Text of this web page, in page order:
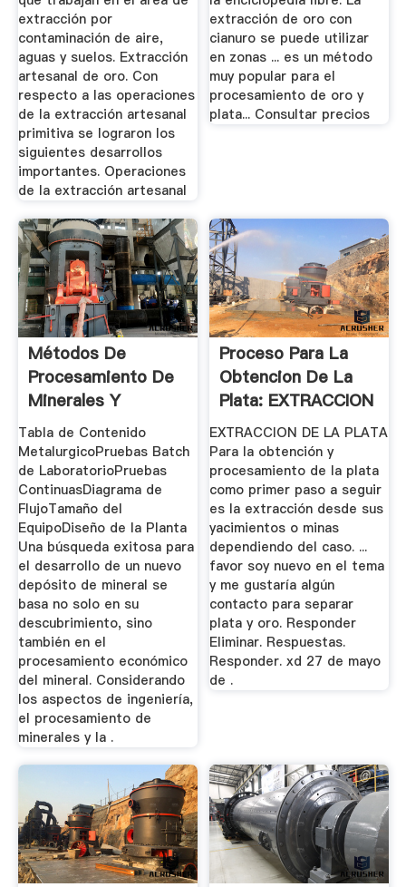
extracción por
contaminación de aire,
aguas y suelos. Extracción
artesanal de oro. Con
respecto a las operaciones
de la extracción artesanal
primitiva se lograron los
siguientes desarrollos
importantes. Operaciones
de la extracción artesanal
extracción de oro con
cianuro se puede utilizar
en zonas ... es un método
muy popular para el
procesamiento de oro y
plata... Consultar precios
Métodos De
Procesamiento De
Minerales Y
Metalurgia
Extractiva
Tabla de Contenido
MetalurgicoPruebas Batch
de LaboratorioPruebas
ContinuasDiagrama de
FlujoTamaño del
EquipoDiseño de la Planta
Una búsqueda exitosa para
el desarrollo de un nuevo
depósito de mineral se
basa no solo en su
descubrimiento, sino
también en el
procesamiento económico
del mineral. Considerando
los aspectos de ingeniería,
el procesamiento de
minerales y la .
Proceso Para La
Obtencion De La
Plata: EXTRACCION
DE LA PLATA
EXTRACCION DE LA PLATA
Para la obtención y
procesamiento de la plata
como primer paso a seguir
es la extracción desde sus
yacimientos o minas
dependiendo del caso. ...
favor soy nuevo en el tema
y me gustaría algún
contacto para separar
plata y oro. Responder
Eliminar. Respuestas.
Responder. xd 27 de mayo
de .